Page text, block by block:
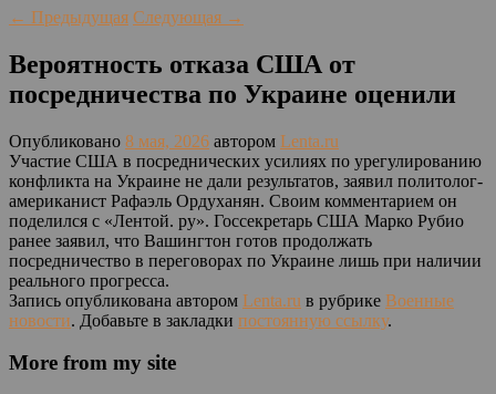
← Предыдущая Следующая →
Вероятность отказа США от
посредничества по Украине оценили
Опубликовано 8 мая, 2026 автором Lenta.ru
Участие США в посреднических усилиях по урегулированию
конфликта на Украине не дали результатов, заявил политолог-
американист Рафаэль Ордуханян. Своим комментарием он
поделился с «Лентой. ру». Госсекретарь США Марко Рубио
ранее заявил, что Вашингтон готов продолжать
посредничество в переговорах по Украине лишь при наличии
реального прогресса.
Запись опубликована автором Lenta.ru в рубрике Военные
новости. Добавьте в закладки постоянную ссылку.
More from my site